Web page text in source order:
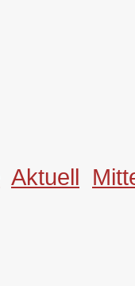
Aktuell